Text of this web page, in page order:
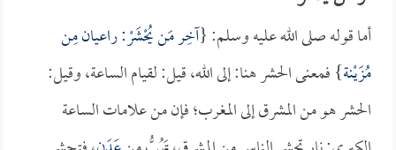
أما قوله صلى الله عليه وسلم: {آخِر مَن يُحْشَرْ: راعيان مِن
مُزَيْنة} فمعنى الحشر هنا: إلى الله، قيل: لقيام الساعة، وقيل:
الحشر هو من المشرق إلى المغرب؛ فإن من علامات الساعة